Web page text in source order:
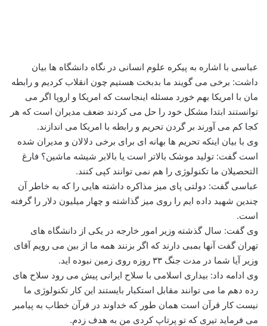
عباسی با اشاره به پیکره علوم انسانی در نگاه دانشگاه ها بیان
داشت: برخی می گویند ما بدبخت هستیم چون انقلاب کردیم و رابطه
مان با امریکا بهم خورد مسئله اینجاست که امریکا و اروپا اگر می
توانستند ابتدا مشکل خود را حل می کردند ضعف مدیران است که هر
کجا کم می آورند بر گردن تحریم و رابطه با امریکا می اندازند.
وی با بیان اینکه تحریم ها بهانه ای برای برخی دلالان و مدیران شده
است گفت: تولید موشک بالاتر است یا بالابر شیشه ماشین؟ فارغ
التحصیلان ما تکنولوژی را هم نمی توانند کپی کنند.
عباسی گفت: دولتی پای میز مذاکره داشته هایی را که به خاطر آن
چندین شهید داده ایم را روی میز گذاشته و چهار میلیون دلار را گرفته
است.
وی گفت: سال گذشته وزیر امور خارجه در یکی از دانشگاه های
تهران گفت آنها بمبی دارند که اگر بزنند همه ما از بین می رویم آقای
وزیر آیا شما در مدت جنگ ۳۳ روزه روی زمین نبوده اید.
وی ادامه داد: بیداری اسلامی با سلاح ایرانی پیش می رود سلاح های
رده دهم ما می توانند مقابل استکبار بایستند این کار تکنولوژی ما
نیست کار قرآن است همان طور که خداوند در قرآن خطاب به پیامبر
می فرماید تیری که تو پرتاپ کردی من به هدف زدم.